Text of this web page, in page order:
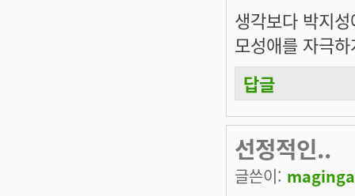
생각보다 박지
모성애를 자극
답글
선정적인..
글쓴이: